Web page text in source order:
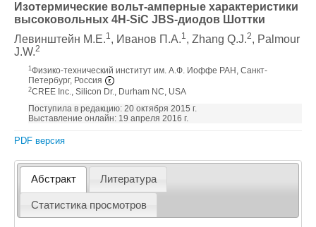
Изотермические вольт-амперные характеристики
высоковольных 4H-SiC JBS-диодов Шоттки
Левинштейн М.Е.1, Иванов П.А.1, Zhang Q.J.2, Palmour
J.W.2
1 Физико-технический институт им. А.Ф. Иоффе РАН, Санкт-
Петербург, Россия
2CREE Inc., Silicon Dr., Durham NC, USA
Поступила в редакцию: 20 октября 2015 г.
Выставление онлайн: 19 апреля 2016 г.
PDF версия
Абстракт Литература
Статистика просмотров